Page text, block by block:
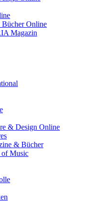
Online
Magazin
& Design Online
& Bücher
of Music